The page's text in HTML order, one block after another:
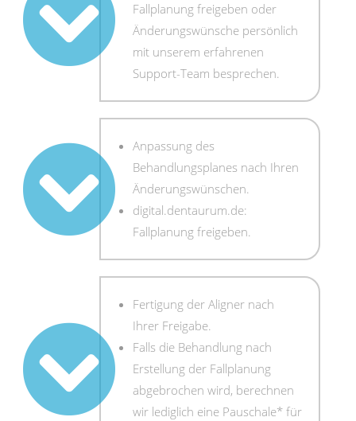
Fallplanung freigeben oder
Änderungswünsche persönlich
mit unserem erfahrenen
Support-Team besprechen.
Anpassung des
Behandlungsplanes nach Ihren
Änderungswünschen.
digital.dentaurum.de:
Fallplanung freigeben.
Fertigung der Aligner nach
Ihrer Freigabe.
Falls die Behandlung nach
Erstellung der Fallplanung
abgebrochen wird, berechnen
wir lediglich eine Pauschale* für